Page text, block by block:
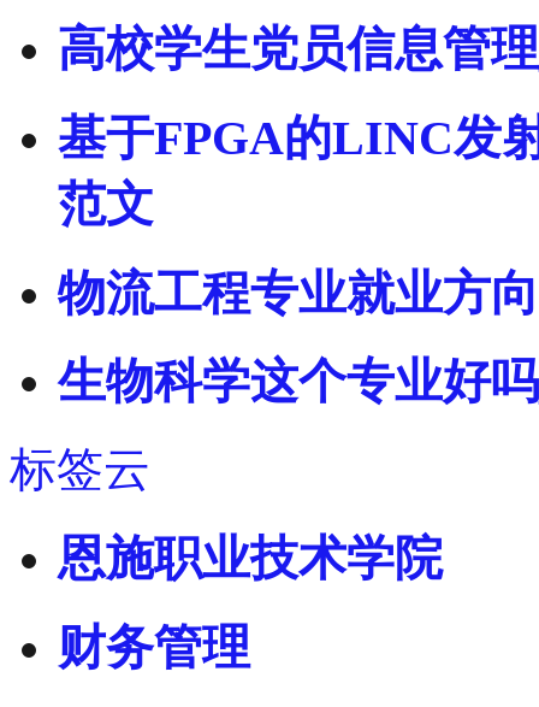
高校学生党员信息管
基于FPGA的LINC发
范文
物流工程专业就业方
生物科学这个专业好
标签云
恩施职业技术学院
财务管理